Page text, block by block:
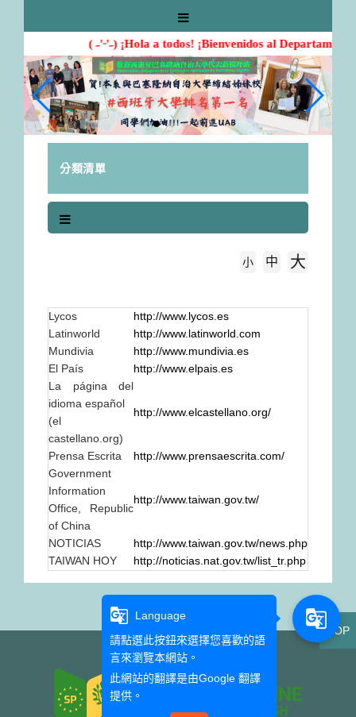
( ˶'ᵕ'˶) ¡Hola a todos! ¡Bienvenidos al
分類清單
小 中 大
Lycos
http://www.lycos.es
Latinworld
http://www.latinworld.com
Mundivia
http://www.mundivia.es
El País
http://www.elpais.es
La página del
idioma español
(el
castellano.org)
http://www.elcastellano.org/
Prensa Escrita
http://www.prensaescrita.com/
Government
Information
Office, Republic
of China
http://www.taiwan.gov.tw/
NOTICIAS
http://www.taiwan.gov.tw/news.php
TAIWAN HOY
http://noticias.nat.gov.tw/list_tr.php
TOP
g_translate
Language
請點選此按鈕來選擇您喜歡的語
言來瀏覽本網站。
此網站的翻譯是由Google 翻譯
提供。
g_translate